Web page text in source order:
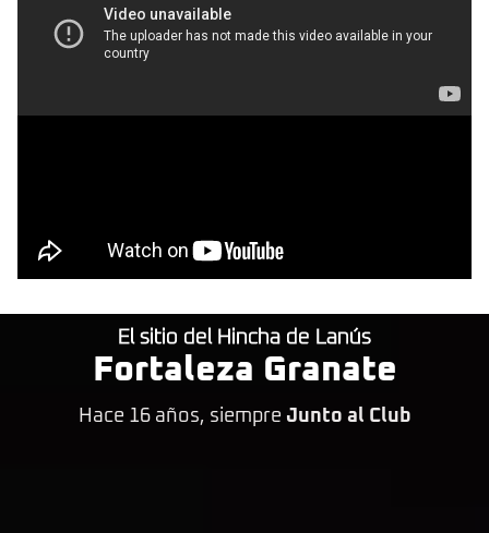
El sitio del Hincha de Lanús
Fortaleza Granate
Hace 16 años, siempre Junto al Club